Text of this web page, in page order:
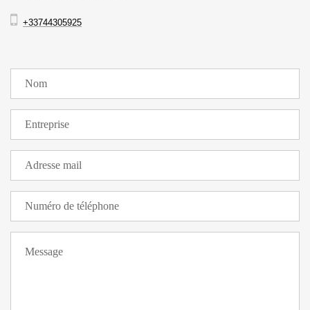
+33744305925